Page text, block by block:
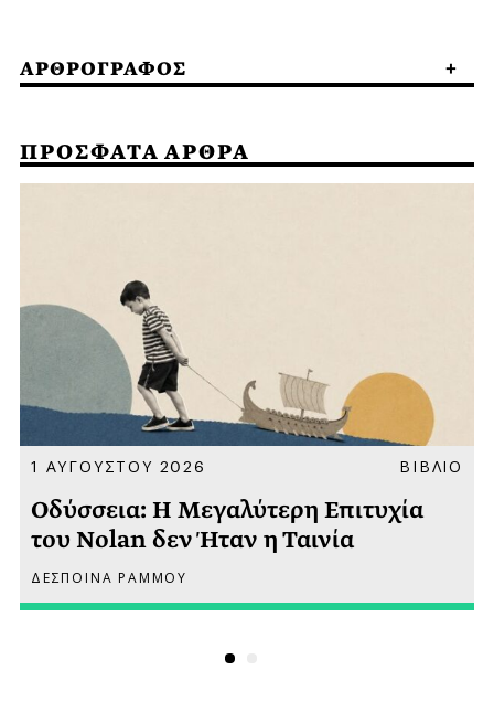
ΑΡΘΡΟΓΡΑΦΟΣ
ΠΡΟΣΦΑΤΑ ΑΡΘΡΑ
1 ΑΥΓΟΥΣΤΟΥ 2026 ΒΙΒΛΙΟ
Οδύσσεια: Η Μεγαλύτερη Επιτυχία
του Nolan δεν Ήταν η Ταινία
ΔΕΣΠΟΙΝΑ ΡΑΜΜΟΥ